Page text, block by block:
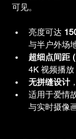
可见。
亮度可达
与半户外场
超细点间距
4K 视频播放
无拼缝设计
适用于爱情
与实时摄像